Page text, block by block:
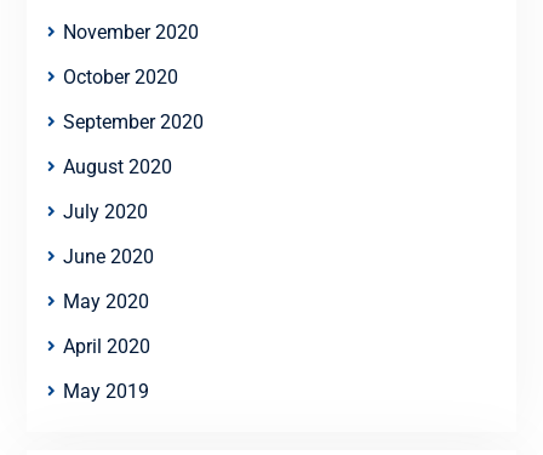
November 2020
October 2020
September 2020
August 2020
July 2020
June 2020
May 2020
April 2020
May 2019